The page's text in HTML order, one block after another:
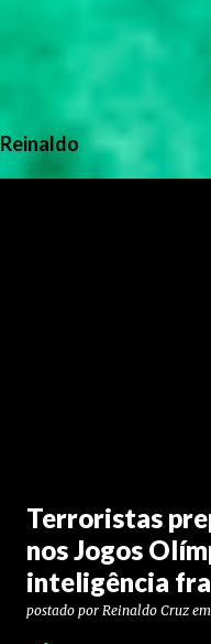
Reinaldo
Terroristas
nos Jogos
inteligência
postado por Reinaldo Cruz em